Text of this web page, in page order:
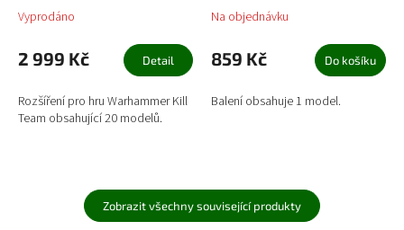
Vyprodáno
2 999 Kč Detail
Rozšíření pro hru Warhammer Kill
Team obsahující 20 modelů.
Na objednávku
859 Kč Do košíku
Balení obsahuje 1 model.
Zobrazit všechny související produkty